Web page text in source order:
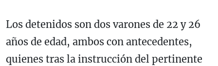
Los detenidos son dos varones de 22 y 26
años de edad, ambos con antecedentes,
quienes tras la instrucción del pertinente